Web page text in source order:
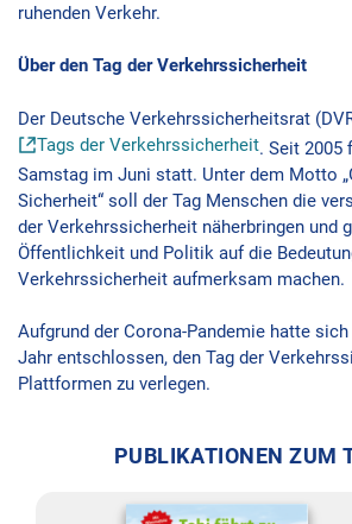
ruhenden Verkehr.
Über den Tag der Verkehrssicherheit
Der Deutsche Verkehrssicherheitsrat
Tags der Verkehrssicherheit. Seit 2005
Samstag im Juni statt. Unter dem Motto
Sicherheit“ soll der Tag Menschen die
der Verkehrssicherheit näherbringen und
Öffentlichkeit und Politik auf die
Verkehrssicherheit aufmerksam machen.
Aufgrund der Corona-Pandemie hatte
Jahr entschlossen, den Tag der
Plattformen zu verlegen.
PUBLIKATIONEN ZUM